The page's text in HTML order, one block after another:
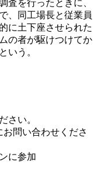
査を行ったときに、
、同工場長と従業員
に土下座させられた
の者が駆けつけてか
いう。
さい。
お問い合わせくださ
に参加